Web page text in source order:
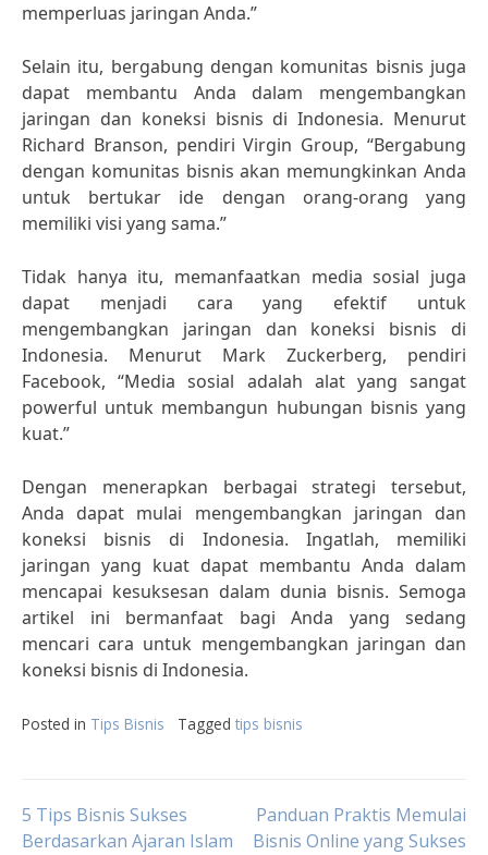
memperluas jaringan Anda.”
Selain itu, bergabung dengan komunitas bisnis juga
dapat membantu Anda dalam mengembangkan
jaringan dan koneksi bisnis di Indonesia. Menurut
Richard Branson, pendiri Virgin Group, “Bergabung
dengan komunitas bisnis akan memungkinkan Anda
untuk bertukar ide dengan orang-orang yang
memiliki visi yang sama.”
Tidak hanya itu, memanfaatkan media sosial juga
dapat menjadi cara yang efektif untuk
mengembangkan jaringan dan koneksi bisnis di
Indonesia. Menurut Mark Zuckerberg, pendiri
Facebook, “Media sosial adalah alat yang sangat
powerful untuk membangun hubungan bisnis yang
kuat.”
Dengan menerapkan berbagai strategi tersebut,
Anda dapat mulai mengembangkan jaringan dan
koneksi bisnis di Indonesia. Ingatlah, memiliki
jaringan yang kuat dapat membantu Anda dalam
mencapai kesuksesan dalam dunia bisnis. Semoga
artikel ini bermanfaat bagi Anda yang sedang
mencari cara untuk mengembangkan jaringan dan
koneksi bisnis di Indonesia.
Posted in Tips Bisnis Tagged tips bisnis
Post
5 Tips Bisnis Sukses
Berdasarkan Ajaran Islam
Panduan Praktis Memulai
Bisnis Online yang Sukses